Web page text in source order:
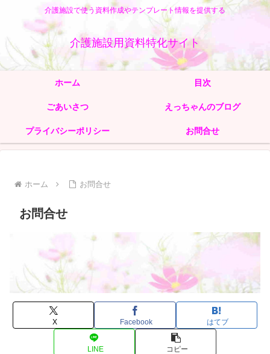
介護施設で使う資料作成やテンプレート情報を提供する
介護施設用資料特化サイト
ホーム 目次
ごあいさつ えっちゃんのブログ
プライバシーポリシー お問合せ
ホーム お問合せ
お問合せ
X Facebook はてブ
LINE コピー